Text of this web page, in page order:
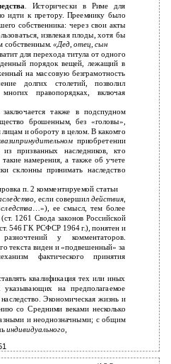
. Исторически в Риме для
идти к претору. Преемнику было
собственника: через свои акты
извлекая плоды, хотя бы
собственным.«Дед, отец, сын
для перехода титула от одного
порядок вещей, лежащий в
на массовую безграмотность
долгих столетий, позволил
правопорядках, включая
заключается также в подспудном
брошенным, без «головы»,
и обороту в целом. В какомто
приобретении
призванных наследников, кто
намерения, а также об учете
склонны принимать наследство
п. 2 комментируемой статьи
, если совершил действия,
…»), ее смысл, тем более
1261 Свода законов Российской
546 ГК РСФСР 1964 г.), понятен и
у комментаторов.
текста виден и «подвешенный» за
фактического принятия
квалификация тех или иных
указывающих на предполагаемое
Экономическая жизнь и
со Средними веками несколько
и неоднозначными; с общим
индивидуального,